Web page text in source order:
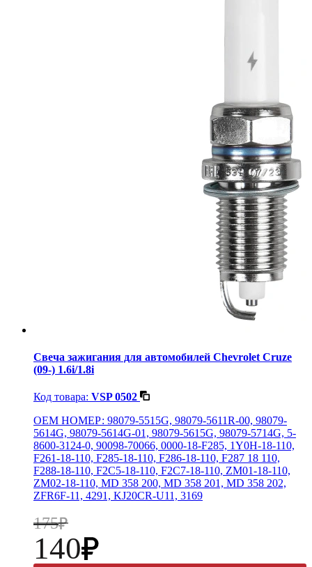
Свеча зажигания для автомобилей Chevrolet Cruze
(09-) 1.6i/1.8i
Код товара: VSP 0502
OEM НОМЕР: 98079-5515G, 98079-5611R-00, 98079-
5614G, 98079-5614G-01, 98079-5615G, 98079-5714G, 5-
8600-3124-0, 90098-70066, 0000-18-F285, 1Y0H-18-110,
F261-18-110, F285-18-110, F286-18-110, F287 18 110,
F288-18-110, F2C5-18-110, F2C7-18-110, ZM01-18-110,
ZM02-18-110, MD 358 200, MD 358 201, MD 358 202,
ZFR6F-11, 4291, KJ20CR-U11, 3169
175
140